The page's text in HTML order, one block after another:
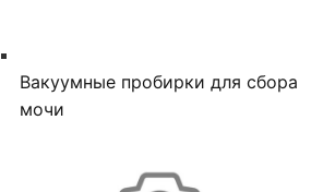
Вакуумные пробирки для сбора
мочи